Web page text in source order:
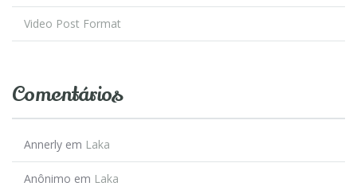
Video Post Format
Comentários
Annerly em Laka
Anônimo em Laka